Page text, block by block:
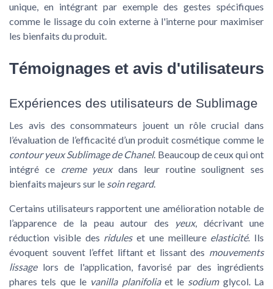
unique, en intégrant par exemple des gestes spécifiques
comme le lissage du coin externe à l'interne pour maximiser
les bienfaits du produit.
Témoignages et avis d'utilisateurs
Expériences des utilisateurs de Sublimage
Les avis des consommateurs jouent un rôle crucial dans
l’évaluation de l’efficacité d’un produit cosmétique comme le
contour yeux Sublimage de Chanel. Beaucoup de ceux qui ont
intégré ce creme yeuxdans leur routine soulignent ses
bienfaits majeurs sur le soin regard.
Certains utilisateurs rapportent une amélioration notable de
l’apparence de la peau autour des
yeux, décrivant une
réduction visible des riduleset une meilleure elasticité. Ils
évoquent souvent l’effet liftant et lissant des mouvements
lissagelors de l'application, favorisé par des ingrédients
phares tels que le vanilla planifoliaet le sodiumglycol. La